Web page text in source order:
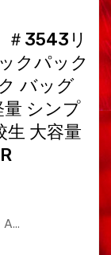
＃3543リ
クパック
バッグ
量 シンプ
生 大容量